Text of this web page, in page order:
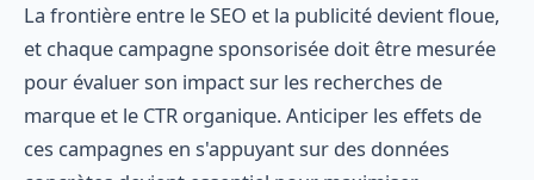
La frontière entre le SEO et la publicité devient floue,
et chaque campagne sponsorisée doit être mesurée
pour évaluer son impact sur les recherches de
marque et le CTR organique. Anticiper les effets de
ces campagnes en s'appuyant sur des données